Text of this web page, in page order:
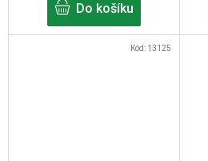
Do košíku
Kód: 13125